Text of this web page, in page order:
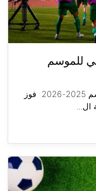
للموسم
الأنصار بطلًا للدوري اللبناني للموسم 2025-2026 فوز